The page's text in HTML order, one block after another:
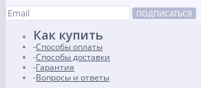
ПОДПИСАТЬСЯ
Как купить
Способы оплаты
Способы доставки
Гарантия
Вопросы и ответы